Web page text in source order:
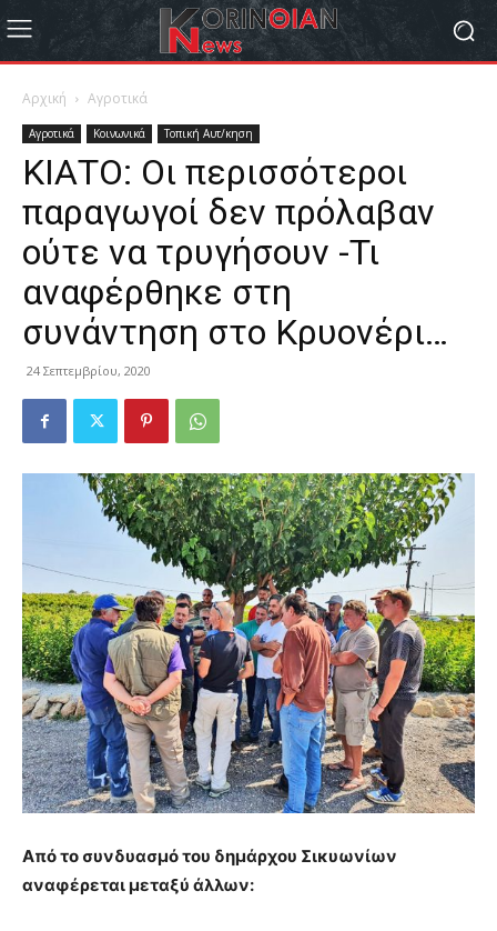
Αρχική Αγροτικά
Αγροτικά Κοινωνικά Τοπική Αυτ/κηση
ΚΙΑΤΟ: Οι περισσότεροι
παραγωγοί δεν πρόλαβαν
ούτε να τρυγήσουν -Τι
αναφέρθηκε στη
συνάντηση στο Κρυονέρι…
24 Σεπτεμβρίου, 2020
Από το συνδυασμό του δημάρχου Σικυωνίων
αναφέρεται μεταξύ άλλων: